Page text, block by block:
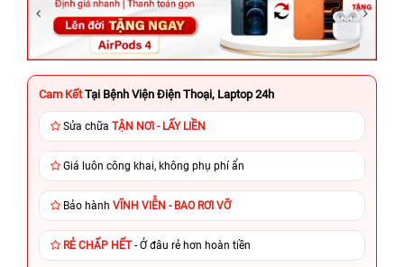
Cam Kết Tại Bệnh Viện Điện Thoại, Laptop 24h
Sửa chữa TẬN NƠI - LẤY LIỀN
Giá luôn công khai, không phụ phí ẩn
Bảo hành VĨNH VIỄN - BAO RƠI VỠ
RẺ CHẤP HẾT- Ở đâu rẻ hơn hoàn tiền